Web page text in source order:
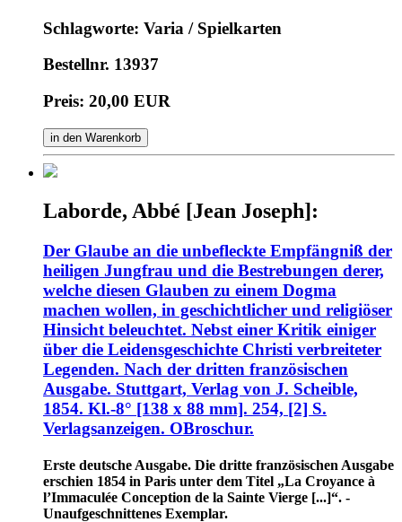
Schlagworte: Varia / Spielkarten
Bestellnr. 13937
Preis: 20,00 EUR
in den Warenkorb
Laborde, Abbé [Jean Joseph]:
Der Glaube an die unbefleckte Empfängniß der
heiligen Jungfrau und die Bestrebungen derer,
welche diesen Glauben zu einem Dogma
machen wollen, in geschichtlicher und religiöser
Hinsicht beleuchtet. Nebst einer Kritik einiger
über die Leidensgeschichte Christi verbreiteter
Legenden. Nach der dritten französischen
Ausgabe. Stuttgart, Verlag von J. Scheible,
1854. Kl.-8° [138 x 88 mm]. 254, [2] S.
Verlagsanzeigen. OBroschur.
Erste deutsche Ausgabe. Die dritte französischen Ausgabe
erschien 1854 in Paris unter dem Titel „La Croyance à
l’Immaculée Conception de la Sainte Vierge [...]“. -
Unaufgeschnittenes Exemplar.